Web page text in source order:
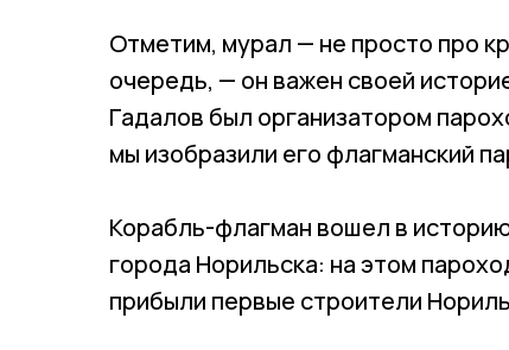
Отметим, мурал — не просто про
очередь, — он важен своей
Гадалов был организатором
мы изобразили его флагманский
Корабль-флагман вошел в
города Норильска: на этом
прибыли первые строители